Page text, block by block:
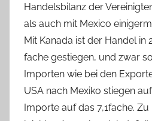
Handelsbilanz der
als auch mit Mexico
Mit Kanada ist der Handel in
fache gestiegen, und zwar
Importen wie bei den
USA nach Mexiko stiegen
Importe auf das 7,1fache.